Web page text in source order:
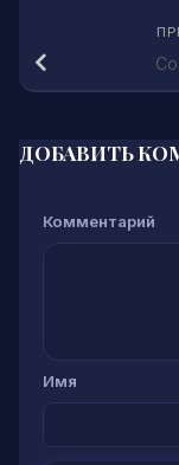
ДОБАВИТЬ
Комментарий
Имя